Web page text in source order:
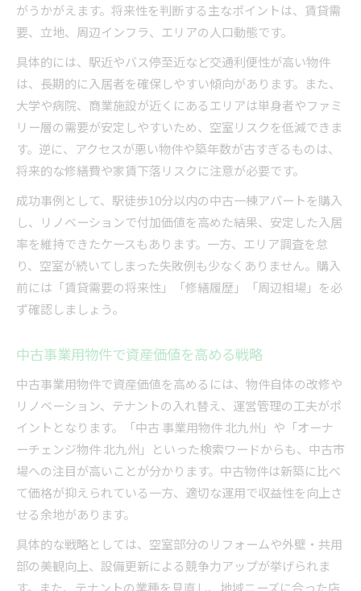
がうかがえます。将来性を判断する主なポイントは、賃貸需
要、立地、周辺インフラ、エリアの人口動態です。
具体的には、駅近やバス停至近など交通利便性が高い物件
は、長期的に入居者を確保しやすい傾向があります。また、
大学や病院、商業施設が近くにあるエリアは単身者やファミ
リー層の需要が安定しやすいため、空室リスクを低減できま
す。逆に、アクセスが悪い物件や築年数が古すぎるものは、
将来的な修繕費や家賃下落リスクに注意が必要です。
成功事例として、駅徒歩10分以内の中古一棟アパートを購入
し、リノベーションで付加価値を高めた結果、安定した入居
率を維持できたケースもあります。一方、エリア調査を怠
り、空室が続いてしまった失敗例も少なくありません。購入
前には「賃貸需要の将来性」「修繕履歴」「周辺相場」を必
ず確認しましょう。
中古事業用物件で資産価値を高める戦略
中古事業用物件で資産価値を高めるには、物件自体の改修や
リノベーション、テナントの入れ替え、運営管理の工夫がポ
イントとなります。「中古 事業用物件 北九州」や「オーナ
ーチェンジ物件 北九州」といった検索ワードからも、中古市
場への注目が高いことが分かります。中古物件は新築に比べ
て価格が抑えられている一方、適切な運用で収益性を向上さ
せる余地があります。
具体的な戦略としては、空室部分のリフォームや外壁・共用
部の美観向上、設備更新による競争力アップが挙げられま
す。また、テナントの業種を見直し、地域ニーズに合った店